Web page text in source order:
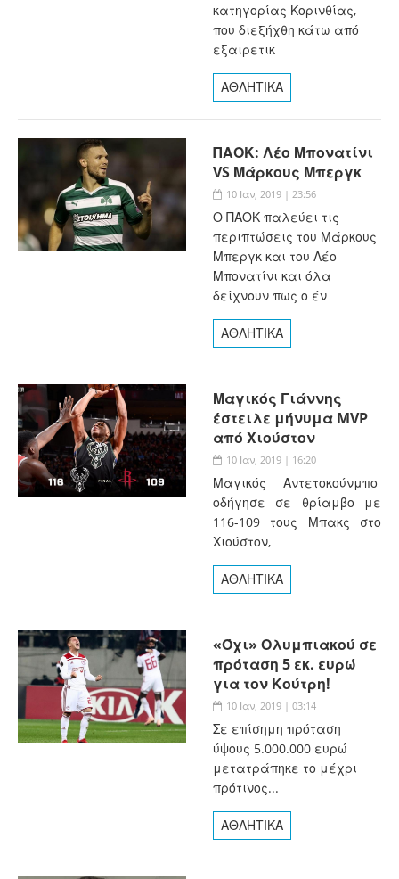
κατηγορίας Κορινθίας,
που διεξήχθη κάτω από
εξαιρετικ
ΑΘΛΗΤΙΚΑ
ΠΑΟΚ: Λέο Μπονατίνι
VS Μάρκους Μπεργκ
10 Ιαν, 2019 | 23:56
Ο ΠΑΟΚ παλεύει τις
περιπτώσεις του Μάρκους
Μπεργκ και του Λέο
Μπονατίνι και όλα
δείχνουν πως ο έν
ΑΘΛΗΤΙΚΑ
Μαγικός Γιάννης
έστειλε μήνυμα MVP
από Χιούστον
10 Ιαν, 2019 | 16:20
Μαγικός Αντετοκούνμπο
οδήγησε σε θρίαμβο με
116-109 τους Μπακς στο
Χιούστον,
ΑΘΛΗΤΙΚΑ
«Όχι» Ολυμπιακού σε
πρόταση 5 εκ. ευρώ
για τον Κούτρη!
10 Ιαν, 2019 | 03:14
Σε επίσημη πρόταση
ύψους 5.000.000 ευρώ
μετατράπηκε το μέχρι
πρότινος...
ΑΘΛΗΤΙΚΑ